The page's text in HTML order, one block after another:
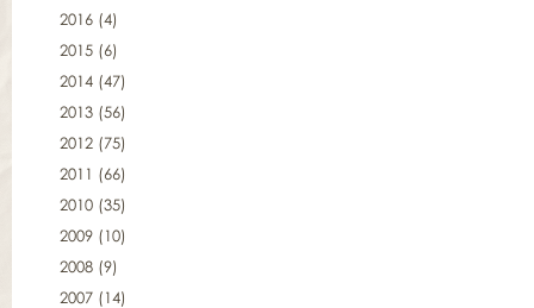
2016 (4)
2015 (6)
2014 (47)
2013 (56)
2012 (75)
2011 (66)
2010 (35)
2009 (10)
2008 (9)
2007 (14)